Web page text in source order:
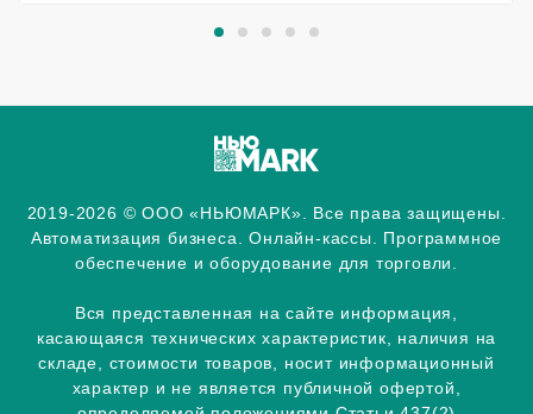
2019-2026 © ООО «НЬЮМАРК». Все права защищены.
Автоматизация бизнеса. Онлайн-кассы. Программное
обеспечение и оборудование для торговли.
Вся представленная на сайте информация,
касающаяся технических характеристик, наличия на
складе, стоимости товаров, носит информационный
характер и не является публичной офертой,